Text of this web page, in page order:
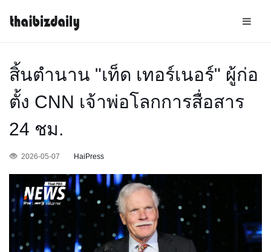
สิ้นตำนาน "เท็ด เทอร์เนอร์" ผู้ก่อ
ตั้ง CNN เจ้าพ่อโลกการสื่อสาร
24 ชม.
2026-05-07 HaiPress